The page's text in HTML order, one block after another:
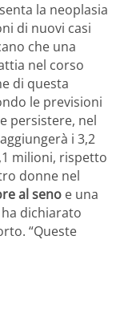
la neoplasia
di nuovi casi
che una
nel corso
di questa
le previsioni
persistere, nel
i 3,2
milioni, rispetto
donne nel
al seno e una
dichiarato
“Queste